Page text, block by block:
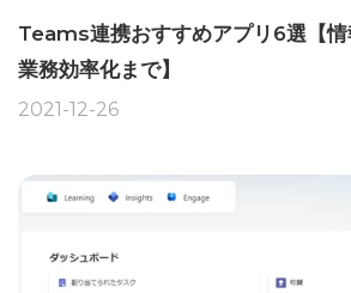
Teams連携おすすめアプリ6選【情
業務効率化まで】
2021-12-26